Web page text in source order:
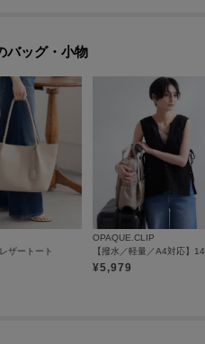
バッグ・小物
ザートート
OPAQUE.CLIP
¥5,979